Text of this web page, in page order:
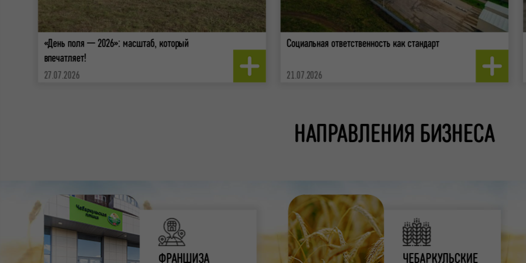
«День поля — 2026»: масштаб, который
впечатляет!
27.07.2026
Социальная ответственность как стандарт
21.07.2026
НАПРАВЛЕНИЯ БИЗНЕСА
ФРАНШИЗА ЧЕБАРКУЛЬСКИЕ